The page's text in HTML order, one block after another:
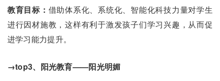
教育目标： 借助体系化、系统化、智能化科技力量对学生
进行因材施教，这样有利于激发孩子们学习兴趣，从而促
进学习能力提升。
→top3、阳光教育——阳光明媚